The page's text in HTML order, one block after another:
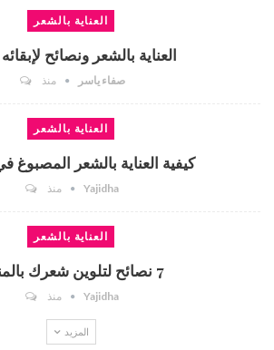
العناية بالشعر
العناية بالشعر ونصائح
صفاء ياسر منذ
العناية بالشعر
كيفية العناية بالشعر المصبوغ
Yajidha منذ
العناية بالشعر
7 نصائح لتلوين شعرك بالمنزل
Yajidha منذ
المزيد